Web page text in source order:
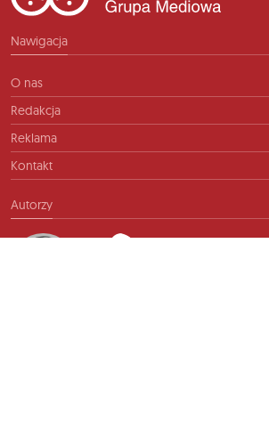
Nawigacja
O nas
Redakcja
Reklama
Kontakt
Autorzy